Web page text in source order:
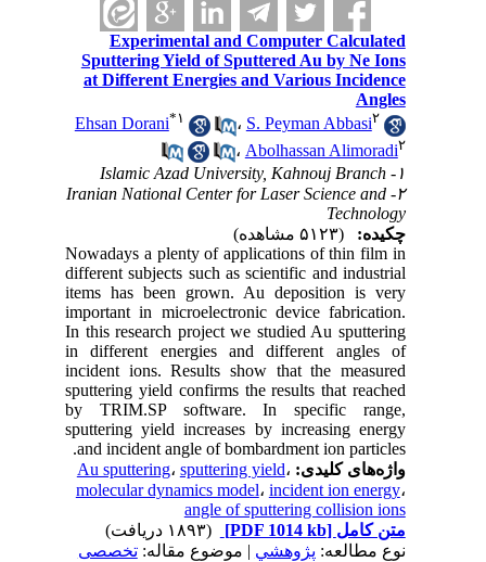
Experimental and Computer Calculated
Sputtering Yield of Sputtered Au by Ne Ions
at Different Energies and Various Incidence
Angles
Ehsan Dorani*۱ ،S. Peyman Abbasi۲
،Abolhassan Alimoradi
۲- Iranian National Center for Laser Science and
Technology
چکیده:
Nowadays a plenty of applications of thin film in
different subjects such as scientific and industrial
items has been grown. Au deposition is very
important in microelectronic device fabrication.
In this research project we studied Au sputtering
in different energies and different angles of
incident ions. Results show that the measured
sputtering yield confirms the results that reached
by TRIM.SP software. In specific range,
sputtering yield increases by increasing energy
and incident angle of bombardment ion particles.
واژه‌های کلیدی:
Au sputtering،sputtering yield،
molecular dynamics model،incident ion energy
angle of sputtering collision ions
متن کامل[PDF 1014 kb]
نوع مطالعه:پژوهشي| موضوع مقاله:تخصصی